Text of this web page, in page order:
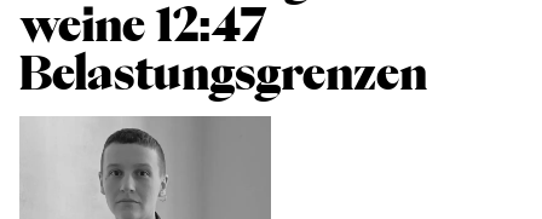
weine 12:47
Belastungsgrenzen